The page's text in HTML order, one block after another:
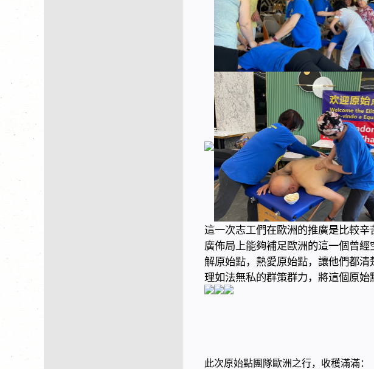
這一次志工們在歐洲的推廣是比較
廣佈局上能夠補足歐洲的這一個曾
解原始點，熱愛原始點，讓他們都
理如法無私的群策群力，將這個原始
此次原始點團隊歐洲之行， 收穫滿滿：